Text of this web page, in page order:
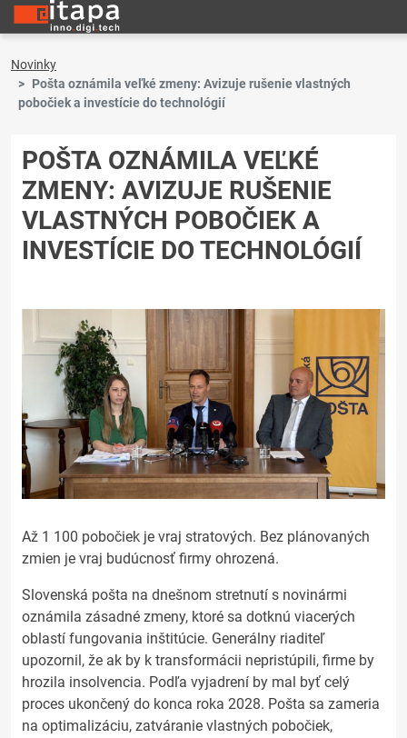
Novinky
Pošta oznámila veľké zmeny: Avizuje rušenie vlastných
pobočiek a investície do technológií
POŠTA OZNÁMILA VEĽKÉ
ZMENY: AVIZUJE RUŠENIE
VLASTNÝCH POBOČIEK A
INVESTÍCIE DO TECHNOLÓGIÍ
Až 1 100 pobočiek je vraj stratových. Bez plánovaných
zmien je vraj budúcnosť firmy ohrozená.
Slovenská pošta na dnešnom stretnutí s novinármi
oznámila zásadné zmeny, ktoré sa dotknú viacerých
oblastí fungovania inštitúcie. Generálny riaditeľ
upozornil, že ak by k transformácii nepristúpili, firme by
hrozila insolvencia. Podľa vyjadrení by mal byť celý
proces ukončený do konca roka 2028. Pošta sa zameria
na optimalizáciu, zatváranie vlastných pobočiek,